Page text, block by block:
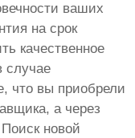
ваших
на срок
качественное
случае
что вы приобрели
а через
новой